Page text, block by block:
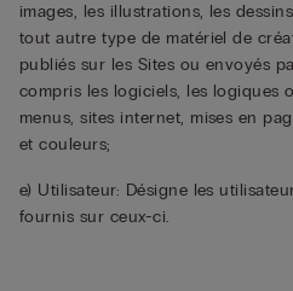
images, les illustrations, les
tout autre type de matériel de
publiés sur les Sites ou envoyés
compris les logiciels, les logiques
menus, sites internet, mises en
et couleurs;
e) Utilisateur: Désigne les
fournis sur ceux-ci.